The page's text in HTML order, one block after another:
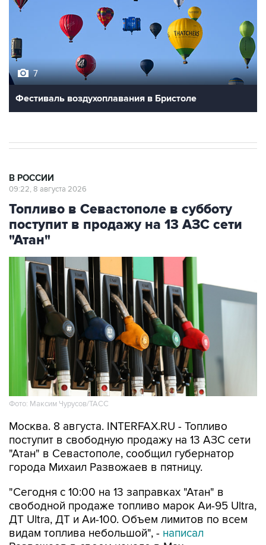
Фестиваль воздухоплавания в Бристоле
Топливо в Севастополе в субботу
поступит в продажу на 13 АЗС сети
"Атан"
Фото: Максим Чурусов/ТАСС
Москва. 8 августа. INTERFAX.RU - Топливо
"Атан" в Севастополе, сообщил губернатор
города Михаил Развожаев в пятницу.
"Сегодня с 10:00 на 13 заправках "Атан" в
ДТ Ultra, ДТ и Аи-100. Объем лимитов по всем
видам топлива небольшой", - написал
Развожаев в своем канале в Max.